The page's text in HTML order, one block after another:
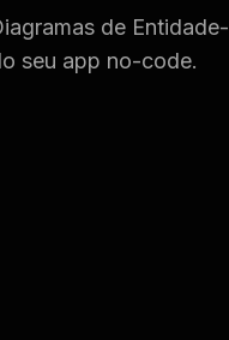
de Entidade-
seu app no-code.